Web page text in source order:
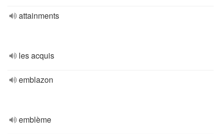
attainments
les acquis
emblazon
emblème